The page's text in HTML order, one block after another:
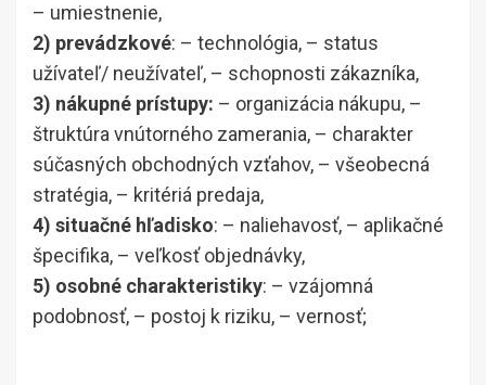
– umiestnenie,
2) prevádzkové: – technológia, – status
užívateľ/ neužívateľ, – schopnosti zákazníka,
3) nákupné prístupy: – organizácia nákupu, –
štruktúra vnútorného zamerania, – charakter
súčasných obchodných vzťahov, – všeobecná
stratégia, – kritériá predaja,
4) situačné hľadisko: – naliehavosť, – aplikačné
špecifika, – veľkosť objednávky,
5) osobné charakteristiky: – vzájomná
podobnosť, – postoj k riziku, – vernosť;